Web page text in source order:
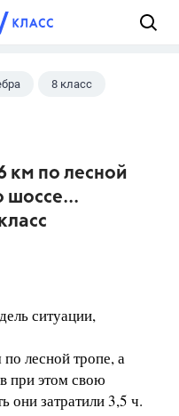
8 класс
км по лесной
шоссе...
ситуации,
лесной тропе, а
при этом свою
они затратили 3,5 ч.